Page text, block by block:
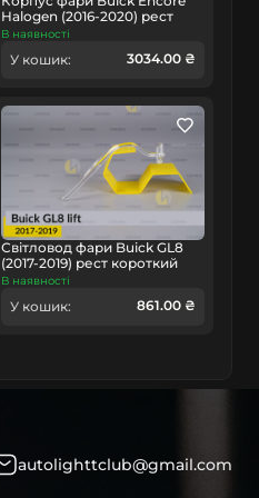
Halogen (2016-2020) рест
правий
В наявності
У кошик: 3034.00 ₴
Світловод фари Buick GL8
(2017-2019) рест короткий
лівий
В наявності
У кошик: 861.00 ₴
autolighttclub@gmail.com